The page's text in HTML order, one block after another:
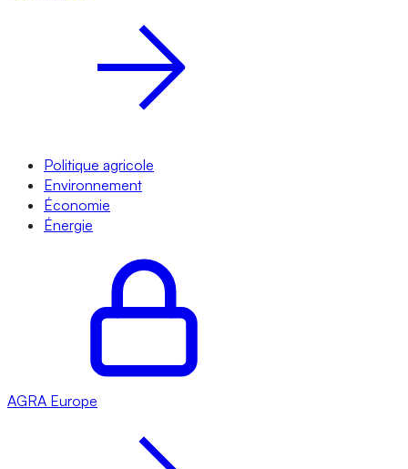
Politique agricole
Environnement
Économie
Énergie
AGRA Europe